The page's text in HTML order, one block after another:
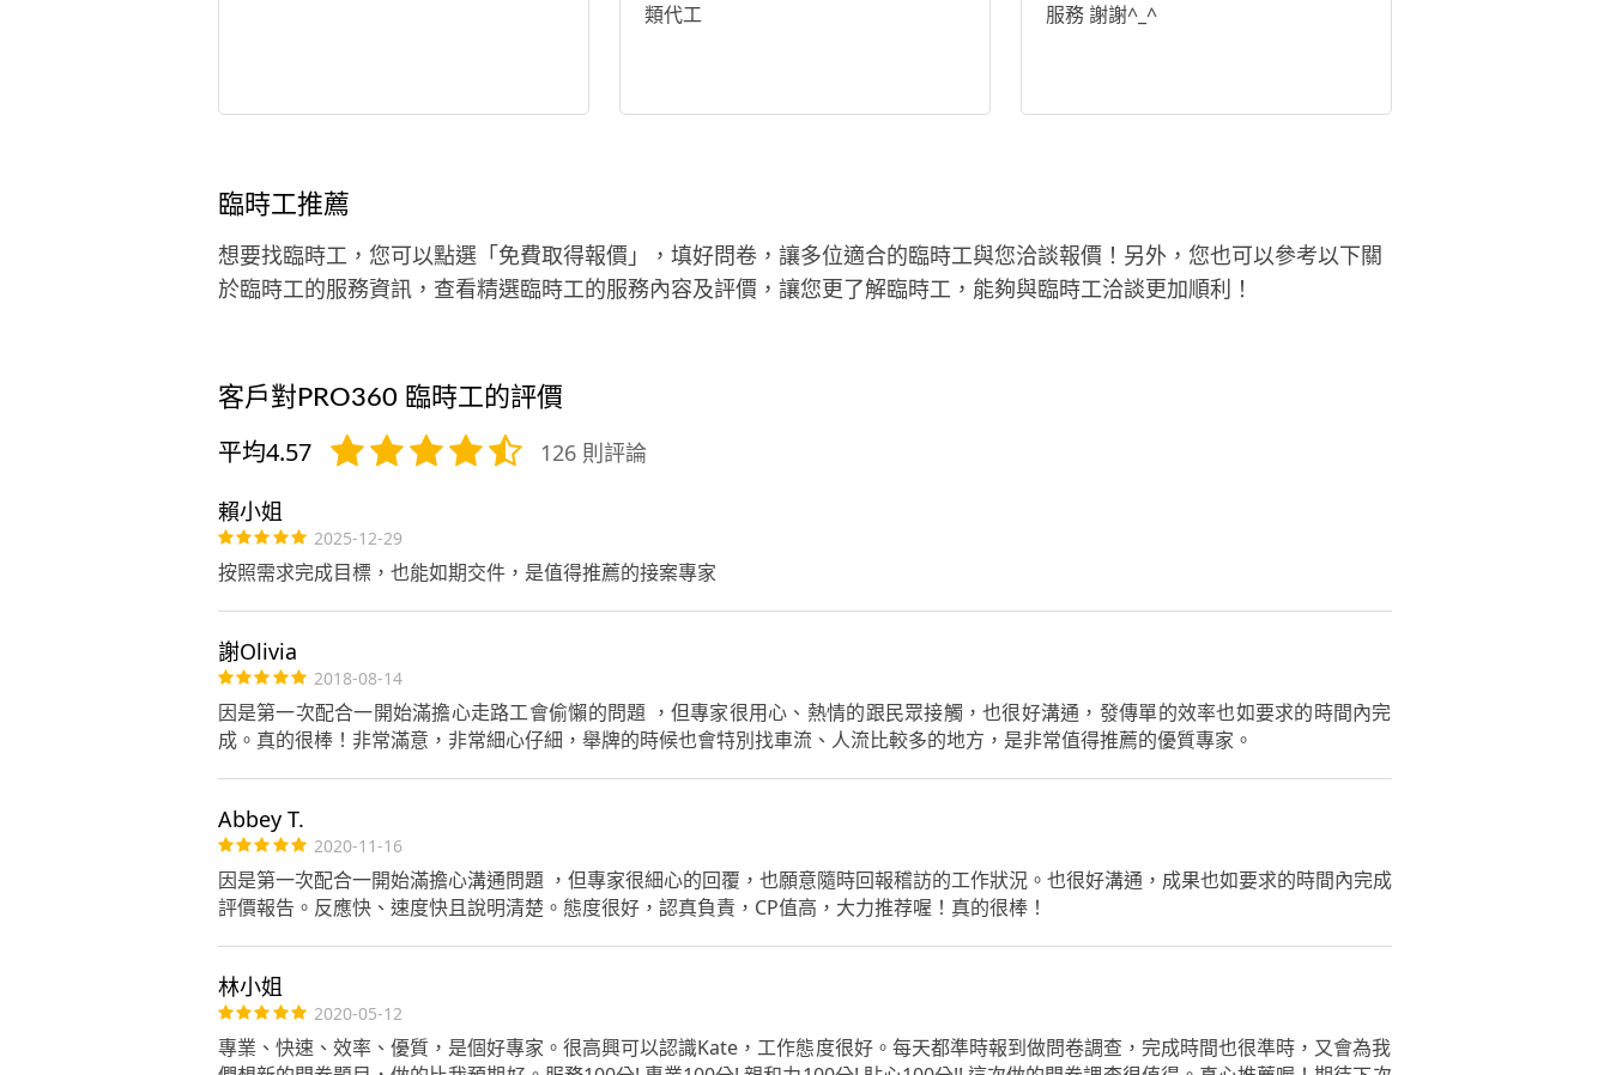
類代工
服務 謝謝^_^
臨時工推薦
想要找臨時工，您可以點選「免費取得報價」，填好問卷，讓多位適合的臨時工與您洽談報價！另外，您也可以參考以下關
於臨時工的服務資訊，查看精選臨時工的服務內容及評價，讓您更了解臨時工，能夠與臨時工洽談更加順利！
客戶對PRO360 臨時工的評價
平均4.57 126 則評論
賴小姐
2025-12-29
按照需求完成目標，也能如期交件，是值得推薦的接案專家
謝Olivia
2018-08-14
因是第一次配合一開始滿擔心走路工會偷懶的問題 ，但專家很用心、熱情的跟民眾接觸，也很好溝通，發傳單的效率也如要求的時間內完
成。真的很棒！非常滿意，非常細心仔細，舉牌的時候也會特別找車流、人流比較多的地方，是非常值得推薦的優質專家。
Abbey T.
2020-11-16
因是第一次配合一開始滿擔心溝通問題 ，但專家很細心的回覆，也願意隨時回報稽訪的工作狀況。也很好溝通，成果也如要求的時間內完成
評價報告。反應快、速度快且說明清楚。態度很好，認真負責，CP值高，大力推荐喔！真的很棒！
林小姐
2020-05-12
專業、快速、效率、優質，是個好專家。很高興可以認識Kate，工作態度很好。每天都準時報到做問卷調查，完成時間也很準時，又會為我